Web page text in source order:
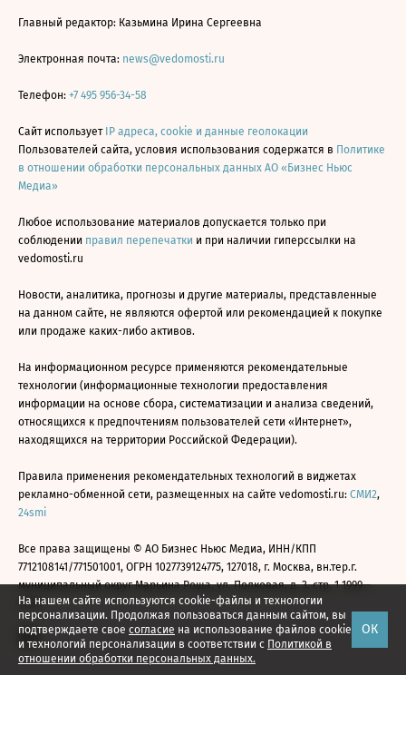
На нашем сайте используются cookie-файлы и технологии
персонализации. Продолжая пользоваться данным сайтом, вы
подтверждаете свое согласие на использование файлов cookie
и технологий персонализации в соответствии с Политикой в
отношении обработки персональных данных.
ОК
Главный редактор: Казьмина Ирина Сергеевна
Электронная почта: news@vedomosti.ru
Телефон: +7 495 956-34-58
Сайт использует IP адреса, cookie и данные геолокации
Пользователей сайта, условия использования содержатся в Политике
в отношении обработки персональных данных АО «Бизнес Ньюс
Медиа»
Любое использование материалов допускается только при
соблюдении правил перепечатки и при наличии гиперссылки на
vedomosti.ru
Новости, аналитика, прогнозы и другие материалы, представленные
на данном сайте, не являются офертой или рекомендацией к покупке
или продаже каких-либо активов.
На информационном ресурсе применяются рекомендательные
технологии (информационные технологии предоставления
информации на основе сбора, систематизации и анализа сведений,
относящихся к предпочтениям пользователей сети «Интернет»,
находящихся на территории Российской Федерации).
Правила применения рекомендательных технологий в виджетах
рекламно-обменной сети, размещенных на сайте vedomosti.ru: СМИ2,
24smi
Все права защищены © АО Бизнес Ньюс Медиа, ИНН/КПП
7712108141/771501001, ОГРН 1027739124775, 127018, г. Москва, вн.тер.г.
муниципальный округ Марьина Роща, ул. Полковая, д. 3, стр. 1 1999—
2026